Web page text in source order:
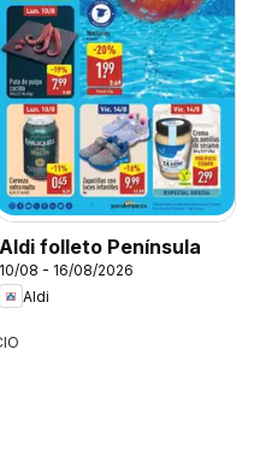
Aldi folleto Península
10/08 - 16/08/2026
Aldi